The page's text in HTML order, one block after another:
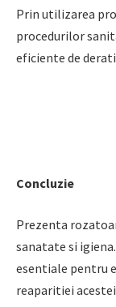
Prin utilizarea
procedurilor
eficiente de
Concluzie
Prezenta
sanatate si
esentiale pentru
reaparitiei